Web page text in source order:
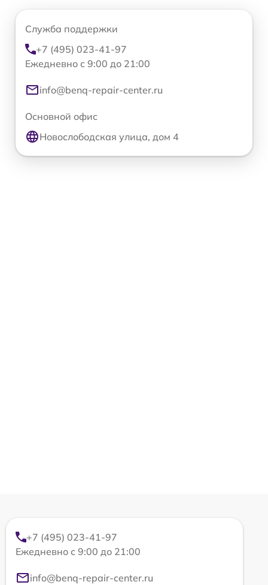
Служба поддержки
+7 (495) 023-41-97
Ежедневно с 9:00 до 21:00
info@benq-repair-center.ru
Основной офис
Новослободская улица, дом 4
+7 (495) 023-41-97
Ежедневно с 9:00 до 21:00
info@benq-repair-center.ru